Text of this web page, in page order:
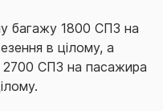
багажу 1800 СПЗ на
в цілому, а
СПЗ на пасажира